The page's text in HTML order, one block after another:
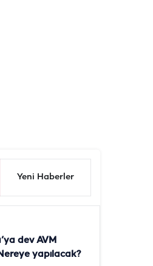
Yeni Haberler
dev AVM
yapılacak?